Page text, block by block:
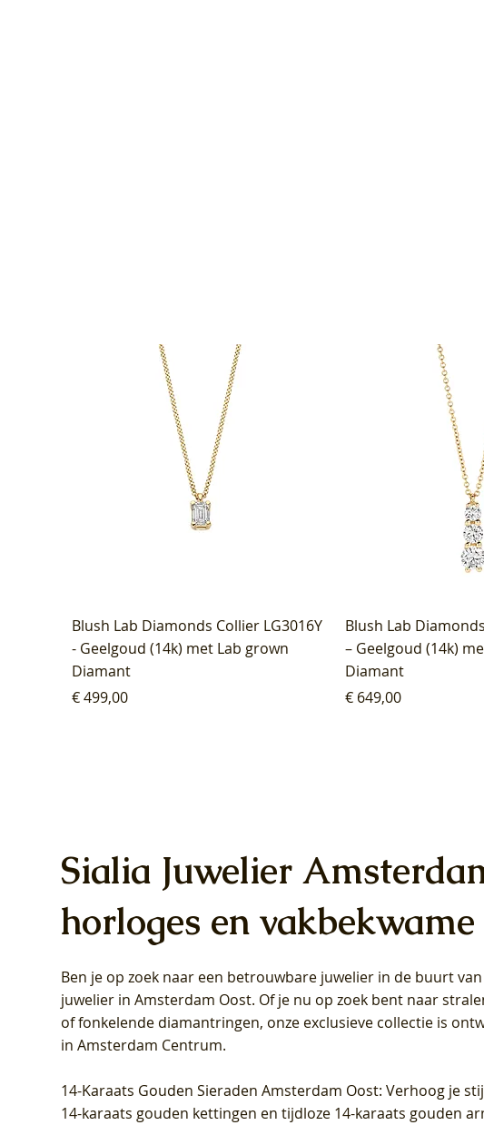
Blush Lab Diamonds Collier LG3016Y
- Geelgoud (14k) met Lab grown
Diamant
Prijs
€ 499,00
Blush Lab
– Geelgoud (14k)
Diamant
Prijs
€ 649,00
Blush Lab Diamonds Oorhangers
LG9006Y/S - Geelgoud (14k) met Lab
grown Diamant
Blush Lab
LG9007Y/S -
grown Diamant
Blush Lab Diamonds Collier LG3019Y
– Geelgoud (14k) met Lab grown
Diamant
Blush Lab
Geelgoud (14k) met
Diamant
Blush Lab Diamonds Ring LG1031Y -
Geelgoud (14k) met Lab grown
Diamant
Blush Lab
Geelgoud (14k) met
Diamant
Sialia Juwelier
horloges en
Ben je op zoek naar een betrouwbare juwelier in de buurt
juwelier in Amsterdam Oost. Of je nu op zoek bent naar
of fonkelende diamantringen, onze exclusieve collectie is
in Amsterdam Centrum.
14-Karaats Gouden Sieraden Amsterdam Oost: Verhoog je
14-karaats gouden kettingen en tijdloze 14-karaats gouden